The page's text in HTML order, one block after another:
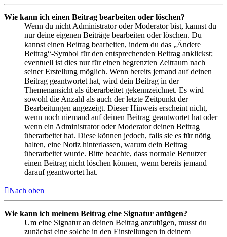
Wie kann ich einen Beitrag bearbeiten oder löschen?
Wenn du nicht Administrator oder Moderator bist, kannst du
nur deine eigenen Beiträge bearbeiten oder löschen. Du
kannst einen Beitrag bearbeiten, indem du das „Ändere
Beitrag“-Symbol für den entsprechenden Beitrag anklickst;
eventuell ist dies nur für einen begrenzten Zeitraum nach
seiner Erstellung möglich. Wenn bereits jemand auf deinen
Beitrag geantwortet hat, wird dein Beitrag in der
Themenansicht als überarbeitet gekennzeichnet. Es wird
sowohl die Anzahl als auch der letzte Zeitpunkt der
Bearbeitungen angezeigt. Dieser Hinweis erscheint nicht,
wenn noch niemand auf deinen Beitrag geantwortet hat oder
wenn ein Administrator oder Moderator deinen Beitrag
überarbeitet hat. Diese können jedoch, falls sie es für nötig
halten, eine Notiz hinterlassen, warum dein Beitrag
überarbeitet wurde. Bitte beachte, dass normale Benutzer
einen Beitrag nicht löschen können, wenn bereits jemand
darauf geantwortet hat.
Nach oben
Wie kann ich meinem Beitrag eine Signatur anfügen?
Um eine Signatur an deinen Beitrag anzufügen, musst du
zunächst eine solche in den Einstellungen in deinem